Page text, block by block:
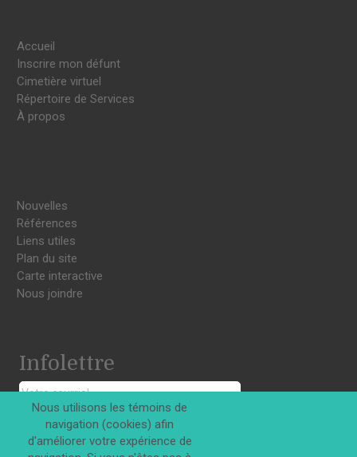
Accueil
Inscrire mon défunt
Cimetière virtuel
Répertoire de Services
À propos
Nouvelles
Références
Liens utiles
Plan du site
Carte interactive
Nous joindre
Infolettre
S'INSCRIRE
Nous utilisons les témoins de
navigation (cookies) afin
d'améliorer votre expérience de